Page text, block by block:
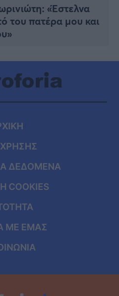
«Έστελνα
του πατέρα μου και
ΔΕΔΟΜΕΝΑ
COOKIES
ΜΕ ΕΜΑΣ